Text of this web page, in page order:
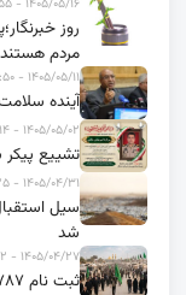
روز
مردم هستند
۱۴۰۵/۰۵/۱۱ - ۱۷:۵۰
آینده
۱۴۰۵/۰۵/۰۲ - ۱۵:۱۴
تشییع
۱۴۰۵/۰۴/۳۱ - ۲۰:۲۵
سیل
شد
۱۴۰۵/۰۴/۲۷ - ۰۹:۵۲
ثبت نام ۷۸۷ هزار زائر اربعین حسینی در سامانه سماح